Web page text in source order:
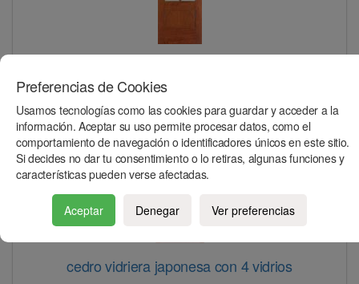
cedro vidriera japonesa con 4 vidrios
Preferencias de Cookies
Usamos tecnologías como las cookies para guardar y acceder a la
información. Aceptar su uso permite procesar datos, como el
comportamiento de navegación o identificadores únicos en este sitio.
Si decides no dar tu consentimiento o lo retiras, algunas funciones y
características pueden verse afectadas.
Aceptar Denegar Ver preferencias